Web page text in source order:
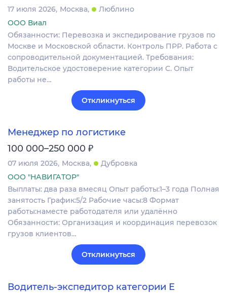
17 июля 2026 Москва
Люблино
ООО Виал
Обязанности: Перевозка и экспедирование грузов по
Москве и Московской области. Контроль ПРР. Работа с
сопроводительной документацией. Требования:
Водительское удостоверение категории C. Опыт
работы не…
Откликнуться
Менеджер по логистике
100 000–250 000 ₽
07 июля 2026 Москва
Дубровка
ООО "НАВИГАТОР"
Выплаты: два раза вмесяц Опыт работы:1–3 года Полная
занятость График:5/2 Рабочие часы:8 Формат
работы:наместе работодателя или удалённо
Обязанности: Организация и координация перевозок
грузов клиентов…
Откликнуться
Водитель-экспедитор категории Е